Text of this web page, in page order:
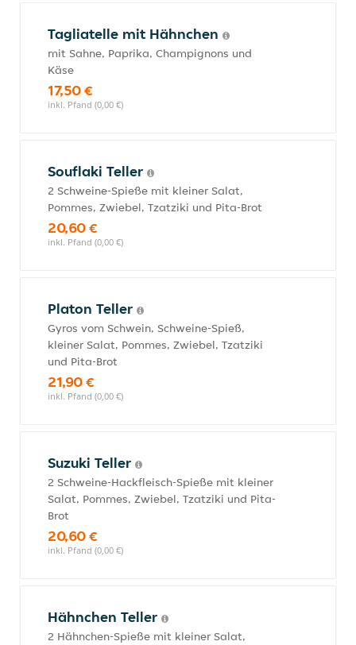
Tagliatelle mit Hähnchen
mit Sahne, Paprika, Champignons und
Käse
17,50 €
inkl. Pfand (0,00 €)
Souflaki Teller
2 Schweine-Spieße mit kleiner Salat,
Pommes, Zwiebel, Tzatziki und Pita-Brot
20,60 €
inkl. Pfand (0,00 €)
Platon Teller
Gyros vom Schwein, Schweine-Spieß,
kleiner Salat, Pommes, Zwiebel, Tzatziki
und Pita-Brot
21,90 €
inkl. Pfand (0,00 €)
Suzuki Teller
2 Schweine-Hackfleisch-Spieße mit kleiner
Salat, Pommes, Zwiebel, Tzatziki und Pita-
Brot
20,60 €
inkl. Pfand (0,00 €)
Hähnchen Teller
2 Hähnchen-Spieße mit kleiner Salat,